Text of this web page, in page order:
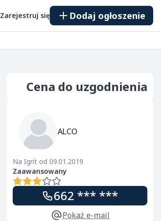
Zarejestruj się Dodaj ogłoszenie
Cena do uzgodnienia
ALCO
Na Igrit od 09.01.2019
Zaawansowany
662 *** ***
Pokaż e-mail